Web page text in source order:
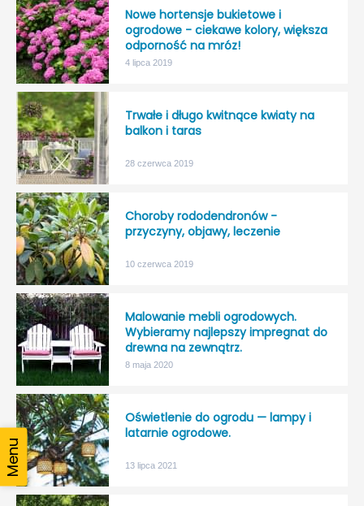
Nowe hortensje bukietowe i
ogrodowe - ciekawe kolory, większa
odporność na mróz!
4 lipca 2019
Trwałe i długo kwitnące kwiaty na
balkon i taras
28 czerwca 2019
Choroby rododendronów -
przyczyny, objawy, leczenie
10 czerwca 2019
Malowanie mebli ogrodowych.
Wybieramy najlepszy impregnat do
drewna na zewnątrz.
8 maja 2020
Oświetlenie do ogrodu — lampy i
latarnie ogrodowe.
13 lipca 2021